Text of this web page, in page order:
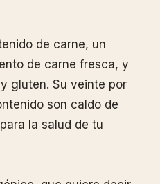
de carne, un
de carne fresca, y
gluten. Su veinte por
son caldo de
la salud de tu